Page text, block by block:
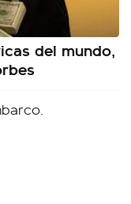
del mundo,